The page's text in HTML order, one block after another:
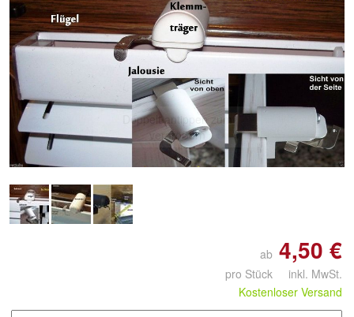
Doppelt antippen zum
vergrößern
ab 4,50 €
pro Stück inkl. MwSt.
Kostenloser Versand